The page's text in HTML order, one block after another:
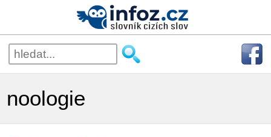
noologie